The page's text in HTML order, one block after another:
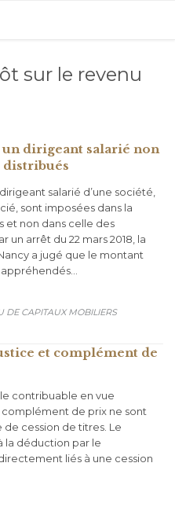
sur le revenu
dirigeant salarié non
distribués
salarié d’une société,
sont imposées dans la
et non dans celle des
un arrêt du 22 mars 2018, la
a jugé que le montant
DE CAPITAUX MOBILIERS
et complément de
contribuable en vue
complément de prix ne sont
cession de titres. Le
la déduction par le
liés à une cession